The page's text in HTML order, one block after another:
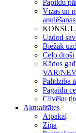
Papildu
Vīzas un
Uzdod
Biežāk
Ceļo droši
Kādos
VAR/
Palīdzība
Pagaidu
Cilvēku
Aktualitātes
Atpakaļ
Ziņa